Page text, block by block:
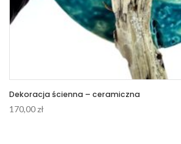
Dekoracja ścienna – ceramiczna
170,00zł